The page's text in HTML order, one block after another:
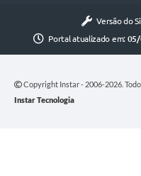
Versão do
Portal atualizado em: 05/
Copyright Instar - 2006-2026.
Instar Tecnologia